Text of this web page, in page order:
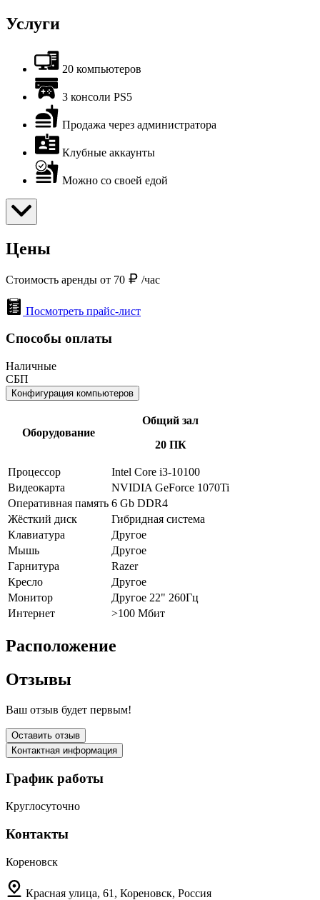
Услуги
20 компьютеров
3 консоли PS5
Продажа через администратора
Клубные аккаунты
Можно со своей едой
Цены
Стоимость аренды от 70 /час
Посмотреть прайс-лист
Способы оплаты
Наличные
СБП
Конфигурация компьютеров
Оборудование
Общий зал
20 ПК
Процессор
Intel Core i3-10100
Видеокарта
NVIDIA GeForce 1070Ti
Оперативная память 6 Gb DDR4
Жёсткий диск
Гибридная система
Клавиатура
Другое
Мышь
Другое
Гарнитура
Razer
Кресло
Другое
Монитор
Другое 22" 260Гц
Интернет
>100 Мбит
Расположение
Отзывы
Ваш отзыв будет первым!
Оставить отзыв
Контактная информация
График работы
Круглосуточно
Контакты
Кореновск
Красная улица, 61, Кореновск, Россия